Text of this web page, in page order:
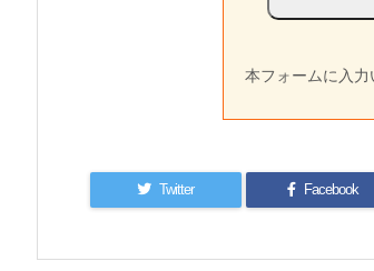
本フォームに入
Twitter Facebook